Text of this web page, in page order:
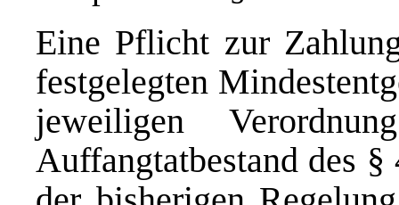
Eine Pflicht zur
festgelegten
jeweiligen
Auffangtatbestand des